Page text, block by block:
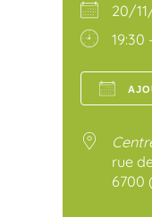
20/
19:30
rue
6700